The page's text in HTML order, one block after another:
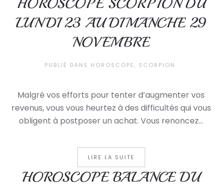
LUNDI 23 AU DIMANCHE 29
NOVEMBRE
PUBLIÉ DANS HOROSCOPE, SCORPION .
Malgré vos efforts pour tenter d’augmenter vos
revenus, vous vous heurtez à des difficultés qui vous
obligent à postposer un achat. Vous renoncez...
LIRE LA SUITE
HOROSCOPE BALANCE DU